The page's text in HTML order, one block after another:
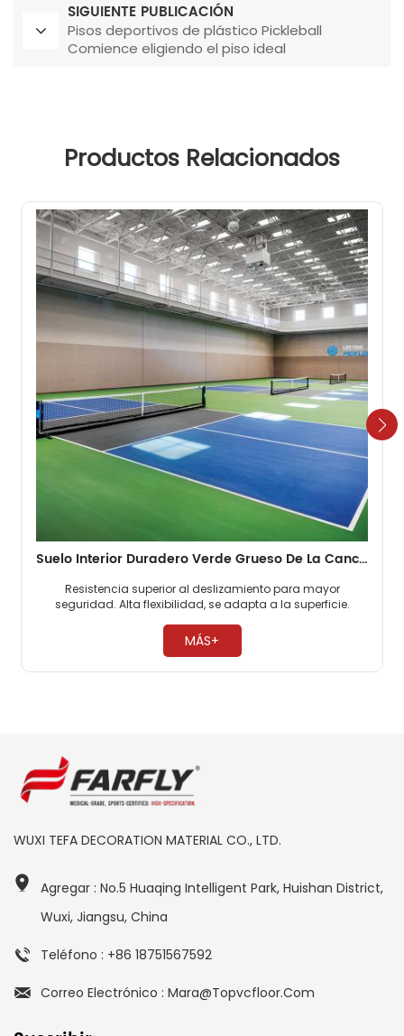
SIGUIENTE PUBLICACIÓN
Pisos deportivos de plástico Pickleball
Comience eligiendo el piso ideal
Productos Relacionados
Suelo Interior Duradero Verde Grueso De La Cancha De Pickleball De 4,5 Mm
Resistencia superior al deslizamiento para mayor
seguridad. Alta flexibilidad, se adapta a la superficie.
MÁS+
WUXI TEFA DECORATION MATERIAL CO., LTD.
Agregar : No.5 Huaqing Intelligent Park, Huishan District,
Wuxi, Jiangsu, China
Teléfono : +86 18751567592
Correo Electrónico : Mara@topvcfloor.com